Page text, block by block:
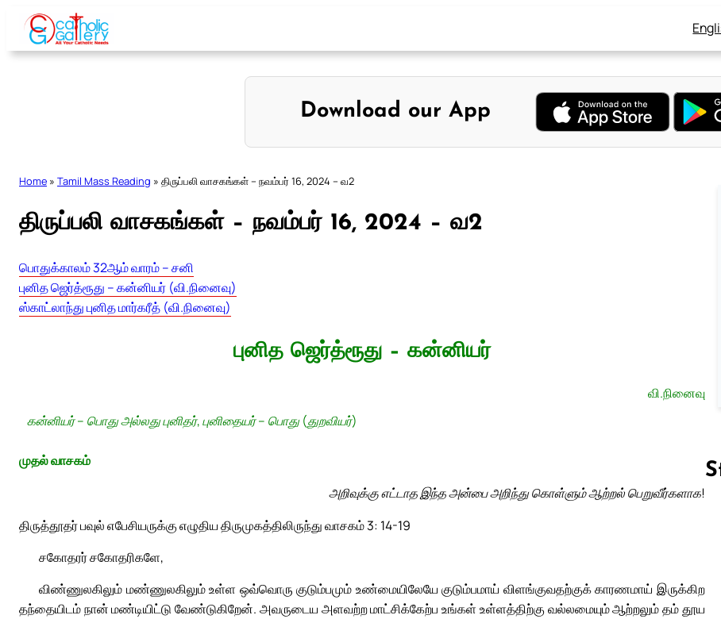
Skip
content
Download our App
Home » Tamil Mass Reading » திருப்பலி வாசகங்கள் – நவம்பர் 16, 2024 – வ2
திருப்பலி வாசகங்கள் – நவம்பர் 16, 2024 – வ2
பொதுக்காலம் 32ஆம் வாரம் – சனி
புனித ஜெர்த்ரூது – கன்னியர் (வி.நினைவு)
ஸ்காட்லாந்து புனித மார்கரீத் (வி.நினைவு)
புனித ஜெர்த்ரூது – கன்னியர்
வி.நினைவு
கன்னியர் – பொது அல்லது புனிதர், புனிதையர் – பொது (துறவியர்)
முதல் வாசகம்
அறிவுக்கு எட்டாத இந்த அன்பை அறிந்து கொள்ளும் ஆற்றல் பெறுவீர்களாக!
திருத்தூதர் பவுல் எபேசியருக்கு எழுதிய திருமுகத்திலிருந்து வாசகம் 3: 14-19
சகோதரர் சகோதரிகளே,
விண்ணுலகிலும் மண்ணுலகிலும் உள்ள ஒவ்வொரு குடும்பமும் உண்மையிலேயே குடும்பமாய் விளங்குவதற்குக் காரணமாய் இருக்கிற
தந்தையிடம் நான் மண்டியிட்டு வேண்டுகிறேன். அவருடைய அளவற்ற மாட்சிக்கேற்ப உங்கள் உள்ளத்திற்கு வல்லமையும் ஆற்றலும் தம் தூய